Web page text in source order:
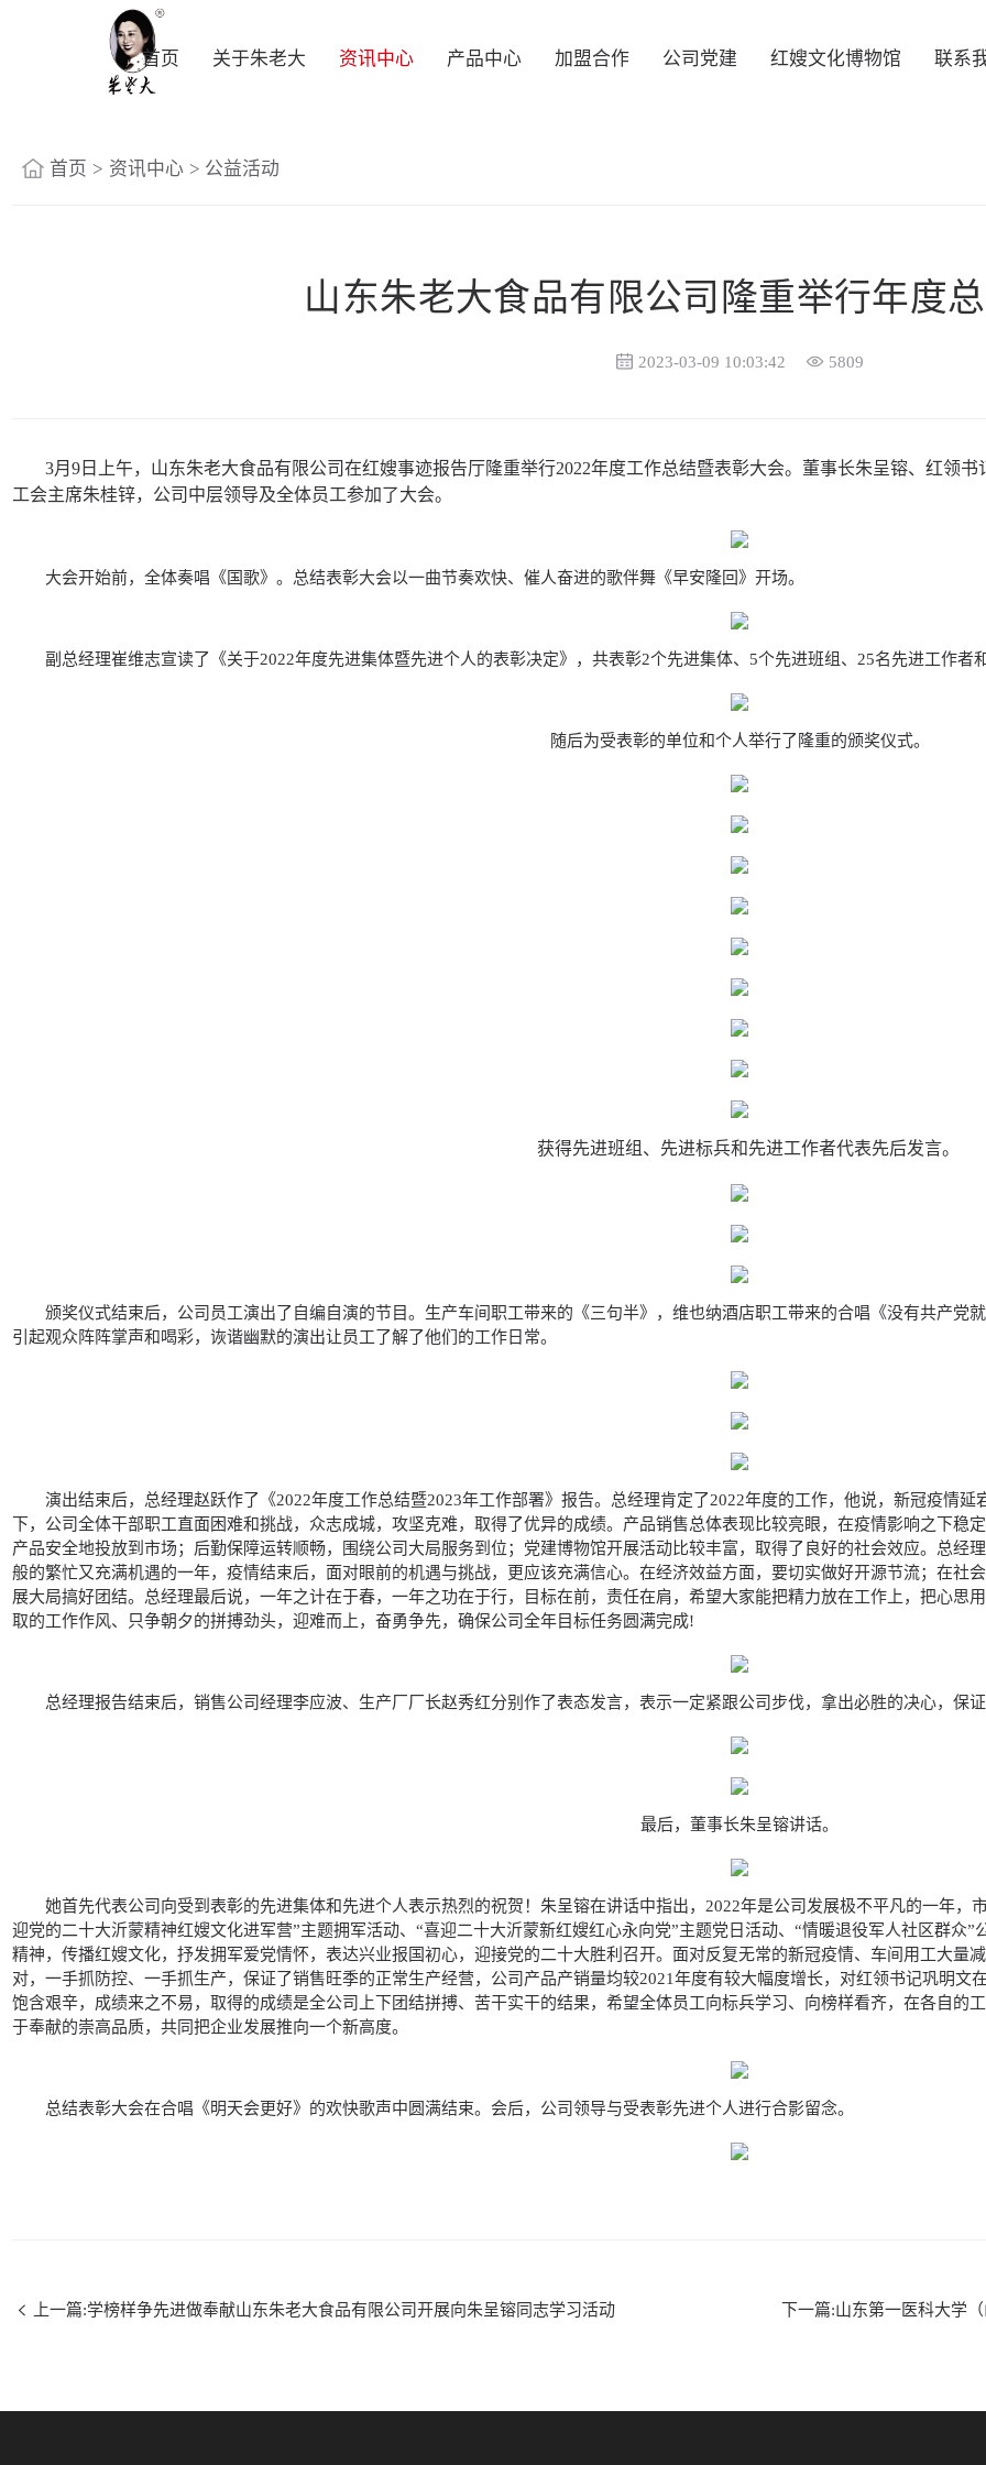
首页 关于朱老大 资讯中心 产品中心 加盟合作 公司党建 红嫂文化博物馆 联系
首页 > 资讯中心 > 公益活动
山东朱老大食品有限公司隆重举行年度
2023-03-09 10:03:42 5809
3月9日上午，山东朱老大食品有限公司在红嫂事迹报告厅隆重举行2022年度工作总结暨表彰大会。董事长朱呈镕、红领
工会主席朱桂锌，公司中层领导及全体员工参加了大会。
大会开始前，全体奏唱《国歌》。总结表彰大会以一曲节奏欢快、催人奋进的歌伴舞《早安隆回》开场。
副总经理崔维志宣读了《关于2022年度先进集体暨先进个人的表彰决定》，共表彰2个先进集体、5个先进班组、25名先进工作者
随后为受表彰的单位和个人举行了隆重的颁奖仪式。
获得先进班组、先进标兵和先进工作者代表先后发言。
颁奖仪式结束后，公司员工演出了自编自演的节目。生产车间职工带来的《三句半》，维也纳酒店职工带来的合唱《没有共产党
引起观众阵阵掌声和喝彩，诙谐幽默的演出让员工了解了他们的工作日常。
演出结束后，总经理赵跃作了《2022年度工作总结暨2023年工作部署》报告。总经理肯定了2022年度的工作，他说，新冠疫情
下，公司全体干部职工直面困难和挑战，众志成城，攻坚克难，取得了优异的成绩。产品销售总体表现比较亮眼，在疫情影响之下稳
产品安全地投放到市场；后勤保障运转顺畅，围绕公司大局服务到位；党建博物馆开展活动比较丰富，取得了良好的社会效应。总经
般的繁忙又充满机遇的一年，疫情结束后，面对眼前的机遇与挑战，更应该充满信心。在经济效益方面，要切实做好开源节流；在社
展大局搞好团结。总经理最后说，一年之计在于春，一年之功在于行，目标在前，责任在肩，希望大家能把精力放在工作上，把心思
取的工作作风、只争朝夕的拼搏劲头，迎难而上，奋勇争先，确保公司全年目标任务圆满完成!
总经理报告结束后，销售公司经理李应波、生产厂厂长赵秀红分别作了表态发言，表示一定紧跟公司步伐，拿出必胜的决心，保证
最后，董事长朱呈镕讲话。
她首先代表公司向受到表彰的先进集体和先进个人表示热烈的祝贺！朱呈镕在讲话中指出，2022年是公司发展极不平凡的一年，
迎党的二十大沂蒙精神红嫂文化进军营”主题拥军活动、“喜迎二十大沂蒙新红嫂红心永向党”主题党日活动、“情暖退役军人社区群众
精神，传播红嫂文化，抒发拥军爱党情怀，表达兴业报国初心，迎接党的二十大胜利召开。面对反复无常的新冠疫情、车间用工大量
对，一手抓防控、一手抓生产，保证了销售旺季的正常生产经营，公司产品产销量均较2021年度有较大幅度增长，对红领书记巩明
饱含艰辛，成绩来之不易，取得的成绩是全公司上下团结拼搏、苦干实干的结果，希望全体员工向标兵学习、向榜样看齐，在各自的
于奉献的崇高品质，共同把企业发展推向一个新高度。
总结表彰大会在合唱《明天会更好》的欢快歌声中圆满结束。会后，公司领导与受表彰先进个人进行合影留念。
上一篇:学榜样争先进做奉献山东朱老大食品有限公司开展向朱呈镕同志学习活动 下一篇:山东第一医科大学